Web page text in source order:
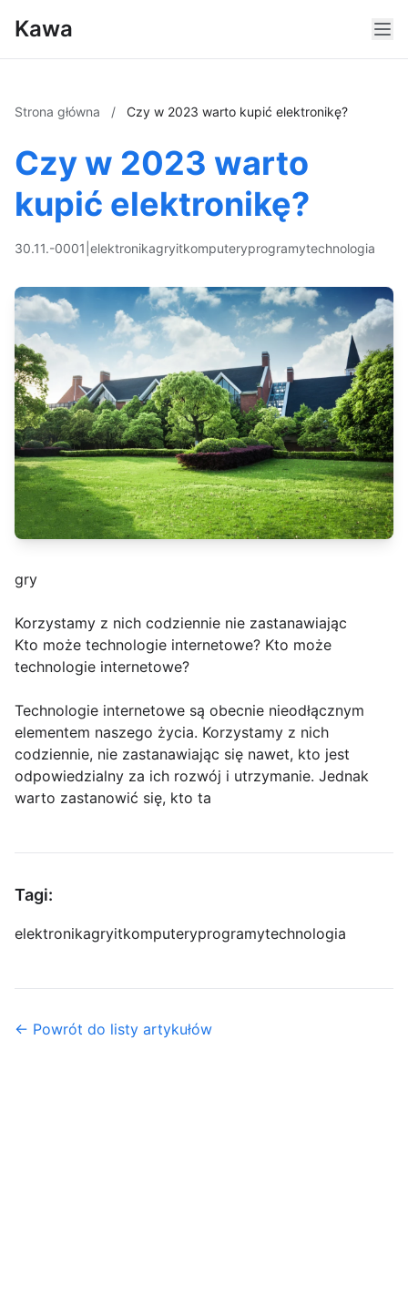
Kawa
Strona główna / Czy w 2023 warto kupić elektronikę?
Czy w 2023 warto
kupić elektronikę?
30.11.-0001 elektronikagryitkomputeryprogramytechnologia
gry
Korzystamy z nich codziennie nie zastanawiając
Kto może technologie internetowe? Kto może
technologie internetowe?
Technologie internetowe są obecnie nieodłącznym
elementem naszego życia. Korzystamy z nich
codziennie, nie zastanawiając się nawet, kto jest
odpowiedzialny za ich rozwój i utrzymanie. Jednak
warto zastanowić się, kto ta
Tagi:
elektronikagryitkomputeryprogramytechnologia
← Powrót do listy artykułów